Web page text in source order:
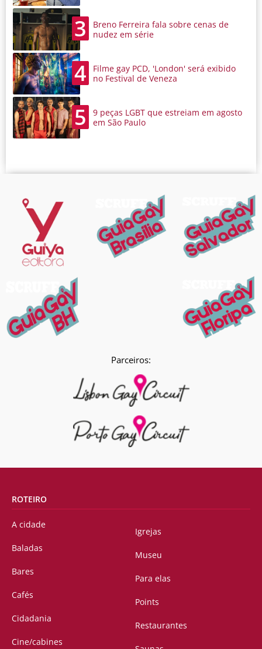
3
Breno Ferreira fala sobre cenas de
nudez em série
4
Filme gay PCD, 'London' será exibido
no Festival de Veneza
5
9 peças LGBT que estreiam em agosto
em São Paulo
Parceiros:
ROTEIRO
A cidade
Baladas
Bares
Cafés
Cidadania
Cine/cabines
Igrejas
Museu
Para elas
Points
Restaurantes